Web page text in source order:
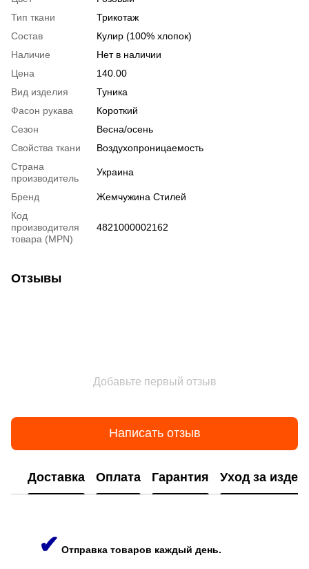
Тип ткани
Трикотаж
Состав
Кулир (100% хлопок)
Наличие
Нет в наличии
Цена
140.00
Вид изделия
Туника
Фасон рукава
Короткий
Сезон
Весна/осень
Свойства ткани
Воздухопроницаемость
Страна
производитель
Украина
Бренд
Жемчужина Стилей
Код
производителя
товара (MPN)
4821000002162
Отзывы
Добавьте первый отзыв
Написать отзыв
Доставка Оплата Гарантия Уход за
✔ Отправка товаров каждый день.